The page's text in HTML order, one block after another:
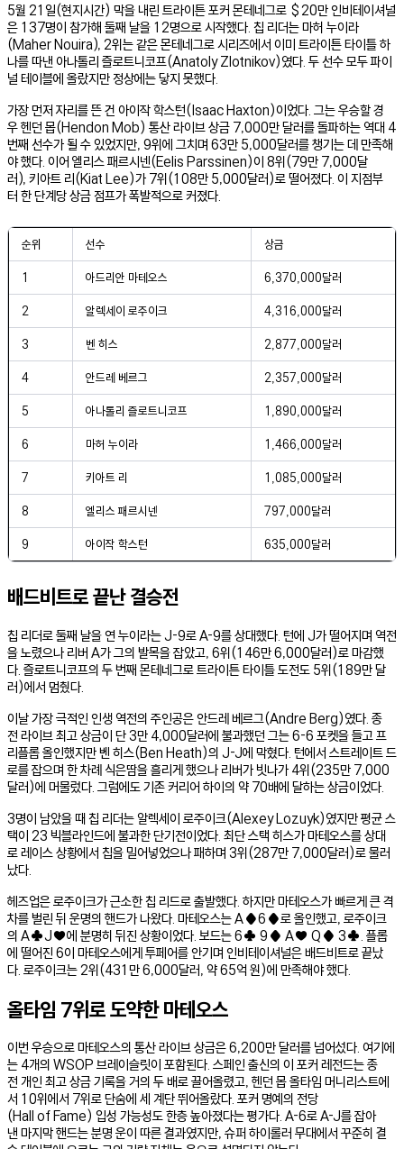
5월 21일(현지시간) 막을 내린 트라이튼 포커 몬테네그로 $20만 인비테이셔널
은 137명이 참가해 둘째 날을 12명으로 시작했다. 칩 리더는 마허 누이라
(Maher Nouira), 2위는 같은 몬테네그로 시리즈에서 이미 트라이튼 타이틀 하
나를 따낸 아나톨리 즐로트니코프(Anatoly Zlotnikov)였다. 두 선수 모두 파이
널 테이블에 올랐지만 정상에는 닿지 못했다.
가장 먼저 자리를 뜬 건 아이작 학스턴(Isaac Haxton)이었다. 그는 우승할 경
우 헨던 몹(Hendon Mob) 통산 라이브 상금 7,000만 달러를 돌파하는 역대 4
번째 선수가 될 수 있었지만, 9위에 그치며 63만 5,000달러를 챙기는 데 만족해
야 했다. 이어 엘리스 패르시넨(Eelis Parssinen)이 8위(79만 7,000달
러), 키아트 리(Kiat Lee)가 7위(108만 5,000달러)로 떨어졌다. 이 지점부
터 한 단계당 상금 점프가 폭발적으로 커졌다.
순위 선수 상금
1 아드리안 마테오스 6,370,000달러
2 알렉세이 로주이크 4,316,000달러
3 벤 히스 2,877,000달러
4 안드레 베르그 2,357,000달러
5 아나톨리 즐로트니코프 1,890,000달러
6 마허 누이라 1,466,000달러
7 키아트 리 1,085,000달러
8 엘리스 패르시넨 797,000달러
9 아이작 학스턴 635,000달러
배드비트로 끝난 결승전
칩 리더로 둘째 날을 연 누이라는 J-9로 A-9를 상대했다. 턴에 J가 떨어지며 역전
을 노렸으나 리버 A가 그의 발목을 잡았고, 6위(146만 6,000달러)로 마감했
다. 즐로트니코프의 두 번째 몬테네그로 트라이튼 타이틀 도전도 5위(189만 달
러)에서 멈췄다.
이날 가장 극적인 인생 역전의 주인공은 안드레 베르그(Andre Berg)였다. 종
전 라이브 최고 상금이 단 3만 4,000달러에 불과했던 그는 6-6 포켓을 들고 프
리플롭 올인했지만 벤 히스(Ben Heath)의 J-J에 막혔다. 턴에서 스트레이트 드
로를 잡으며 한 차례 식은땀을 흘리게 했으나 리버가 빗나가 4위(235만 7,000
달러)에 머물렀다. 그럼에도 기존 커리어 하이의 약 70배에 달하는 상금이었다.
3명이 남았을 때 칩 리더는 알렉세이 로주이크(Alexey Lozuyk)였지만 평균 스
택이 23 빅블라인드에 불과한 단기전이었다. 최단 스택 히스가 마테오스를 상대
로 레이스 상황에서 칩을 밀어넣었으나 패하며 3위(287만 7,000달러)로 물러
났다.
헤즈업은 로주이크가 근소한 칩 리드로 출발했다. 하지만 마테오스가 빠르게 큰 격
차를 벌린 뒤 운명의 핸드가 나왔다. 마테오스는 A♦6♦로 올인했고, 로주이크
의 A♣J♥에 분명히 뒤진 상황이었다. 보드는 6♣ 9♦ A♥ Q♦ 3♣. 플롭
에 떨어진 6이 마테오스에게 투페어를 안기며 인비테이셔널은 배드비트로 끝났
다. 로주이크는 2위(431만 6,000달러, 약 65억 원)에 만족해야 했다.
올타임 7위로 도약한 마테오스
이번 우승으로 마테오스의 통산 라이브 상금은 6,200만 달러를 넘어섰다. 여기에
는 4개의 WSOP 브레이슬릿이 포함된다. 스페인 출신의 이 포커 레전드는 종
전 개인 최고 상금 기록을 거의 두 배로 끌어올렸고, 헨던 몹 올타임 머니리스트에
서 10위에서 7위로 단숨에 세 계단 뛰어올랐다. 포커 명예의 전당
(Hall of Fame) 입성 가능성도 한층 높아졌다는 평가다. A-6로 A-J를 잡아
낸 마지막 핸드는 분명 운이 따른 결과였지만, 슈퍼 하이롤러 무대에서 꾸준히 결